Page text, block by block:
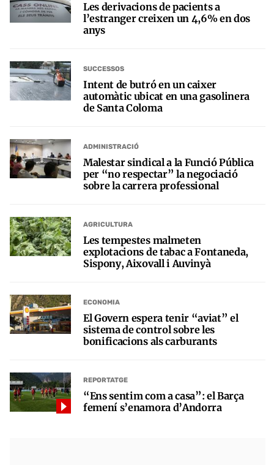
Les derivacions de pacients a
l’estranger creixen un 4,6% en dos
anys
SUCCESSOS
Intent de butró en un caixer
automàtic ubicat en una gasolinera
de Santa Coloma
ADMINISTRACIÓ
Malestar sindical a la Funció Pública
per “no respectar” la negociació
sobre la carrera professional
AGRICULTURA
Les tempestes malmeten
explotacions de tabac a Fontaneda,
Sispony, Aixovall i Auvinyà
ECONOMIA
El Govern espera tenir “aviat” el
sistema de control sobre les
bonificacions als carburants
REPORTATGE
“Ens sentim com a casa”: el Barça
femení s’enamora d’Andorra